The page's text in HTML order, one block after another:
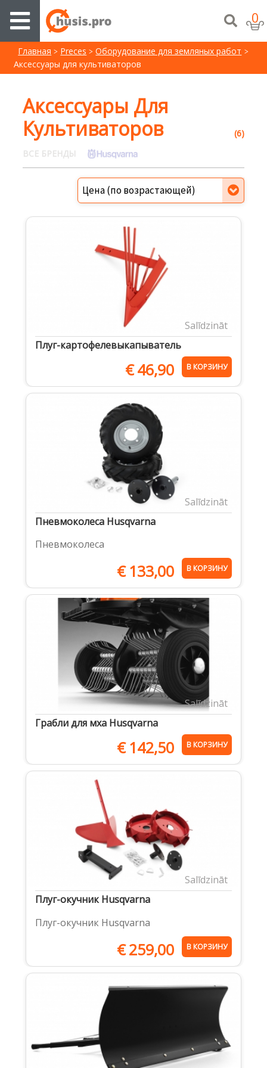
0
Главная Preces
Oборудование для земляных работ
Aксессуары для культиваторов
Aксессуары Для
Культиваторов
(6)
ВСЕ БРЕНДЫ
Salīdzināt
Плуг-картофелевыкапыватель
€46,90 В КОРЗИНУ
Salīdzināt
Пневмоколеса Husqvarna
Пневмоколеса
€133,00 В КОРЗИНУ
Salīdzināt
Грабли для мха Husqvarna
€142,50 В КОРЗИНУ
Salīdzināt
Плуг-окучник Husqvarna
Плуг-окучник Husqvarna
€259,00 В КОРЗИНУ